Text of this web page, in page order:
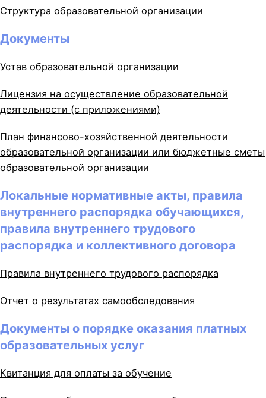
Структура образовательной организации
Документы
Устав образовательной организации
Лицензия на осуществление образовательной
деятельности (с приложениями)
План финансово-хозяйственной деятельности
образовательной организации или бюджетные сметы
образовательной организации
Локальные нормативные акты, правила
внутреннего распорядка обучающихся,
правила внутреннего трудового
распорядка и коллективного договора
Правила внутреннего трудового распорядка
Отчет о результатах самообследования
Документы о порядке оказания платных
образовательных услуг
Квитанция для оплаты за обучение